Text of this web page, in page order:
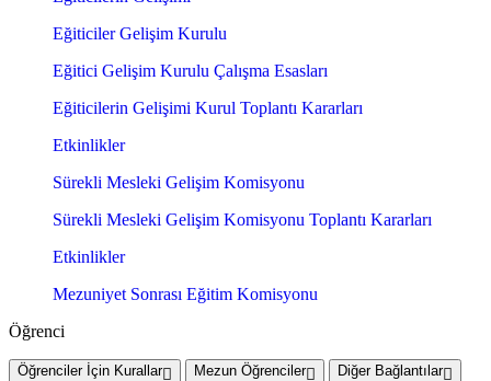
Eğiticiler Gelişim Kurulu
Eğitici Gelişim Kurulu Çalışma Esasları
Eğiticilerin Gelişimi Kurul Toplantı Kararları
Etkinlikler
Sürekli Mesleki Gelişim Komisyonu
Sürekli Mesleki Gelişim Komisyonu Toplantı Kararları
Etkinlikler
Mezuniyet Sonrası Eğitim Komisyonu
Öğrenci
Öğrenciler İçin Kurallar Mezun Öğrenciler
Diğer Bağlantılar